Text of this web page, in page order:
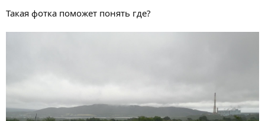
Такая фотка поможет понять где?